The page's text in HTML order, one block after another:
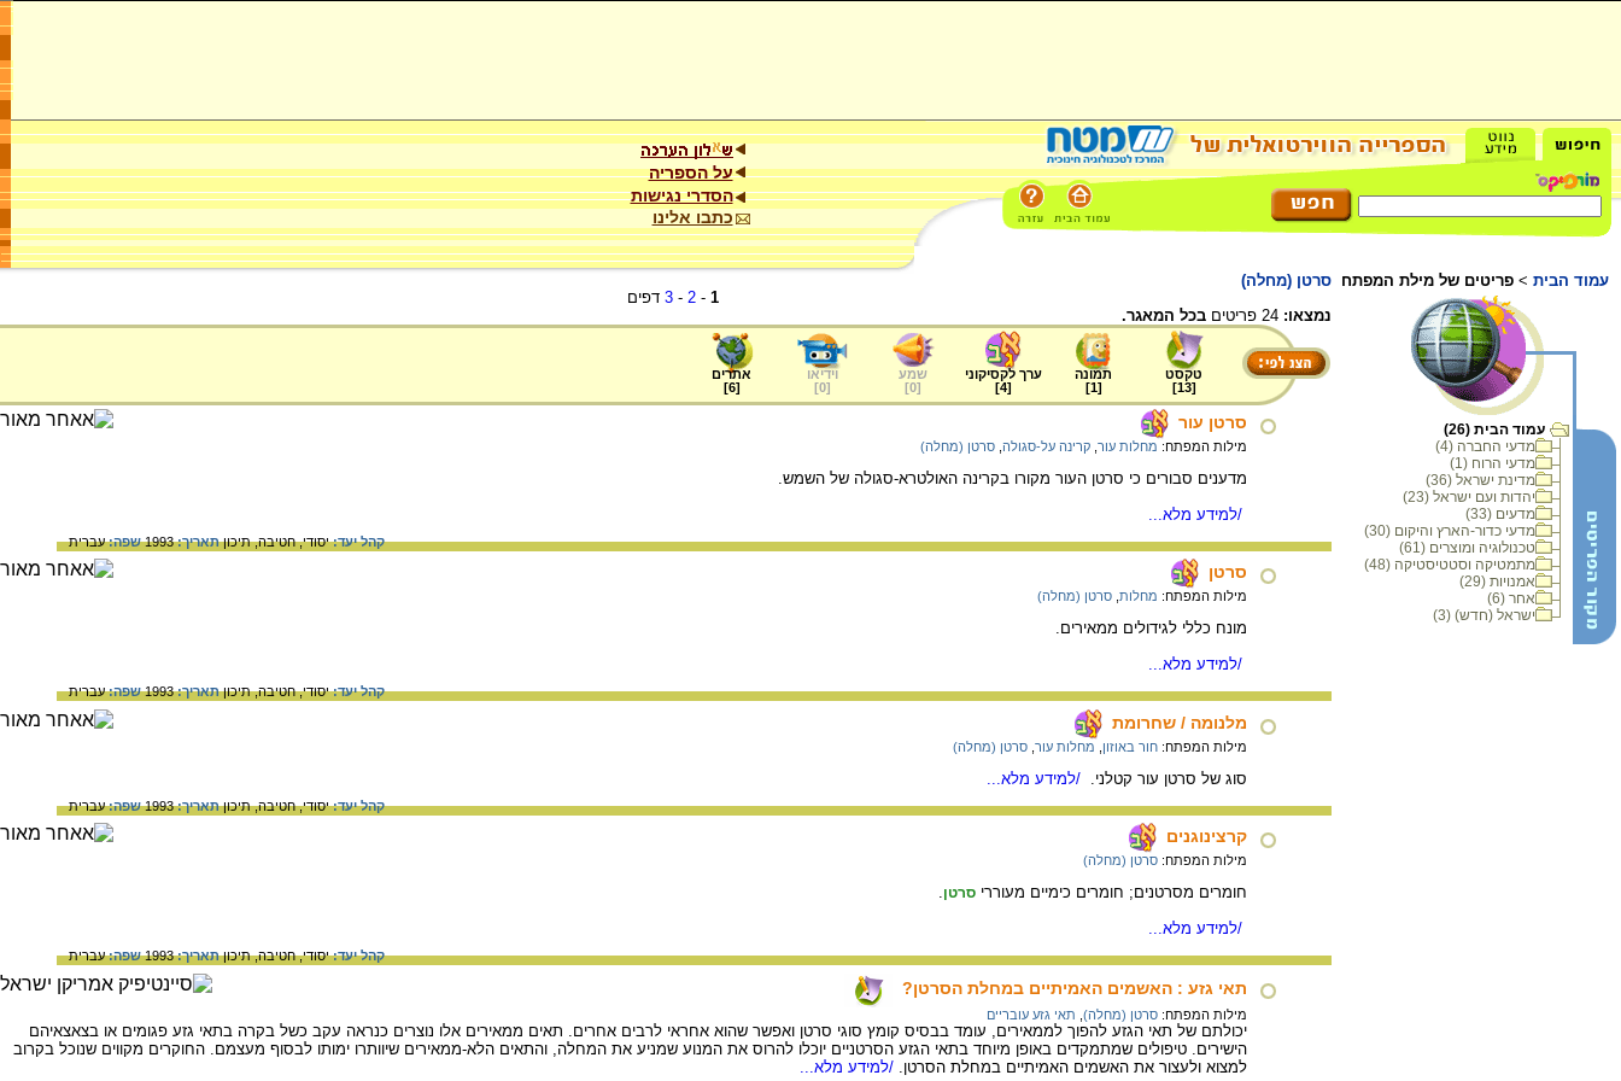
על הספריה
הסדרי נגישות
כתבו אלינו
עמוד הבית > פריטים של מילת המפתח סרטן (מחלה)
עמוד הבית (26)
מדעי החברה (4)
מדעי הרוח (1)
מדינת ישראל (36)
יהדות ועם ישראל (23)
מדעים (33)
מדעי כדור-הארץ והיקום (30)
טכנולוגיה ומוצרים (61)
מתמטיקה וסטטיסטיקה (48)
אמנויות (29)
אחר (6)
ישראל (חדש) (3)
1
-
2
-
3 דפים
נמצאו:
בכל המאגר.
טקסט
[
13
]
תמונה
[
1
]
ערך לקסיקוני
[
4
]
שמע
[
0
]
וידיאו
[
0
]
אתרים
[
6
]
סרטן עור
מילות המפתח: מחלות עור קרינה על-סגולה סרטן (מחלה)
מדענים סבורים כי סרטן העור מקורו בקרינה האולטרא-סגולה של השמש.
/למידע מלא...
קהל יעד:יסודי,חטיבה,תיכוןתאריך:1993 שפה:עברית
סרטן
מילות המפתח: מחלות סרטן (מחלה)
מונח כללי לגידולים ממאירים.
/למידע מלא...
קהל יעד:יסודי,חטיבה,תיכוןתאריך:1993 שפה:עברית
מלנומה / שחרומת
מילות המפתח: חור באוזון מחלות עור סרטן (מחלה)
סוג של סרטן עור קטלני. /למידע מלא...
קהל יעד:יסודי,חטיבה,תיכוןתאריך:1993 שפה:עברית
קרצינוגנים
מילות המפתח: סרטן (מחלה)
חומרים מסרטנים; חומרים כימיים מעוררי סרטן
/למידע מלא...
קהל יעד:יסודי,חטיבה,תיכוןתאריך:1993 שפה:עברית
תאי גזע : האשמים האמיתיים במחלת הסרטן?
מילות המפתח: סרטן (מחלה) תאי גזע עובריים
יכולתם של תאי הגזע להפוך לממאירים, עומד בבסיס קומץ סוגי סרטן ואפשר שהוא אחראי לרבים אחרים. תאים ממאירים אלו נוצרים כנראה עקב כשל בקרה בתאי גזע פגומים או בצאצאיהם
הישירים. טיפולים שמתמקדים באופן מיוחד בתאי הגזע הסרטניים יוכלו להרוס את המנוע שמניע את המחלה, והתאים הלא-ממאירים שיוותרו ימותו לבסוף מעצמם. החוקרים מקווים שנוכל בקרוב
למצוא ולעצור את האשמים האמיתיים במחלת הסרטן. /למידע מלא...